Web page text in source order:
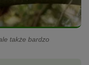
także bardzo